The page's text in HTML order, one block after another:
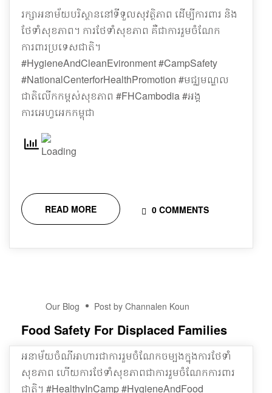
រក្សាអនាម័យបរិស្ថាននៅទីទួលសុវត្ថិភាព ដើម្បីការពារ និង
ថែទាំសុខភាព។ ការថែទាំសុខភាព គឺជាការរួមចំណែក
ការពារប្រទេសជាតិ។
#HygieneAndCleanEvironment #CampSafety
#NationalCenterforHealthPromotion #មជ្ឈមណ្ឌល
ជាតិលើកកម្ពស់សុខភាព #FHCambodia #អង្គ
ការអេហ្វអេកកម្ពុជា
READ MORE 0 COMMENTS
15
Our Blog Post by Channalen Koun
Food Safety For Displaced Families
អនាម័យចំណីអាហារជាការរួមចំណែកចម្បងក្នុងការថែទាំ
សុខភាព ហើយការថែទាំសុខភាពជាការរួមចំណែកការពារ
ជាតិ។ #HealthyInCamp #HygieneAndFood